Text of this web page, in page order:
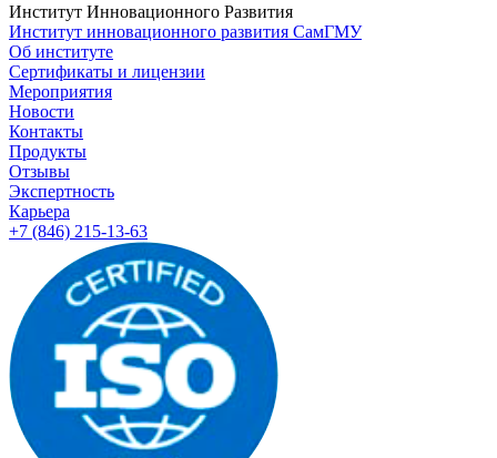
Институт Инновационного Развития
Институт инновационного развития СамГМУ
Об институте
Сертификаты и лицензии
Мероприятия
Новости
Контакты
Продукты
Отзывы
Экспертность
Карьера
+7 (846) 215-13-63